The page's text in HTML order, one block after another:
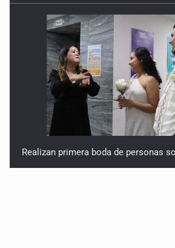
Realizan primera boda de personas